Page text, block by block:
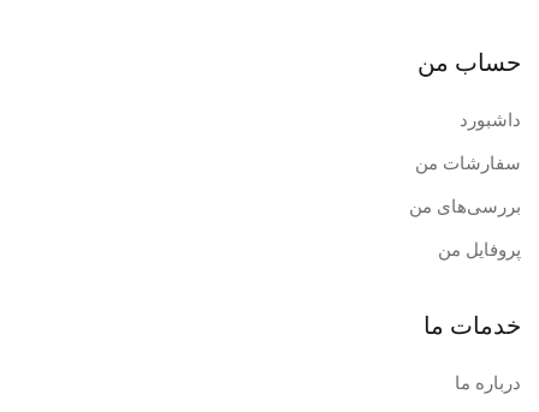
حساب من
داشبورد
سفارشات من
بررسی‌های من
پروفایل من
خدمات ما
درباره ما